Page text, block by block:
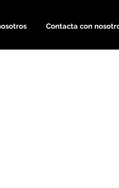
Contacta con